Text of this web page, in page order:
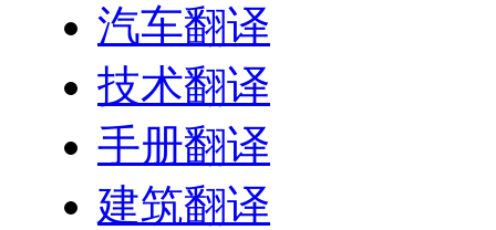
汽车翻译
技术翻译
手册翻译
建筑翻译